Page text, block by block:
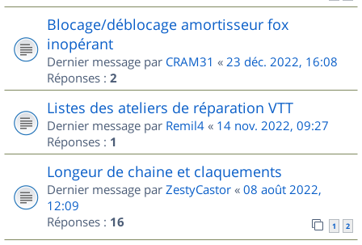
Blocage/déblocage amortisseur fox
inopérant
Dernier message par CRAM31 « 23 déc. 2022, 16:08
Réponses : 2
Listes des ateliers de réparation VTT
Dernier message par Remil4 « 14 nov. 2022, 09:27
Réponses : 1
Longeur de chaine et claquements
Dernier message par ZestyCastor « 08 août 2022,
12:09
Réponses : 16 1 2